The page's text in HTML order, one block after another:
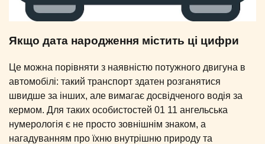
Якщо дата народження містить ці цифри
Це можна порівняти з наявністю потужного двигуна в
автомобілі: такий транспорт здатен розганятися
швидше за інших, але вимагає досвідченого водія за
кермом. Для таких особистостей 01 11 ангельська
нумерологія є не просто зовнішнім знаком, а
нагадуванням про їхню внутрішню природу та